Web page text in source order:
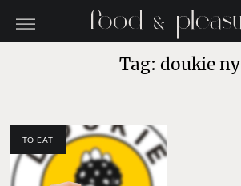
Tag: doukie ny
TO EAT